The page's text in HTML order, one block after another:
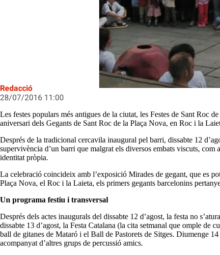
Les 426 Festes de Sant Roc fan
Redacció
28/07/2016 11:00
Les festes populars més antigues de la ciutat, les Festes de Sant Roc
aniversari dels Gegants de Sant Roc de la Plaça Nova, en Roc i la
Després de la tradicional cercavila inaugural pel barri, dissabte 12
supervivència d’un barri que malgrat els diversos embats viscuts,
identitat pròpia.
La celebració coincideix amb l’exposició Mirades de gegant, que es
Plaça Nova, el Roc i la Laieta, els primers gegants barcelonins
Un programa festiu i transversal
Després dels actes inaugurals del dissabte 12 d’agost, la festa no
dissabte 13 d’agost, la Festa Catalana (la cita setmanal que omple de
ball de gitanes de Mataró i el Ball de Pastorets de Sitges. Diumenge
acompanyat d’altres grups de percussió amics.